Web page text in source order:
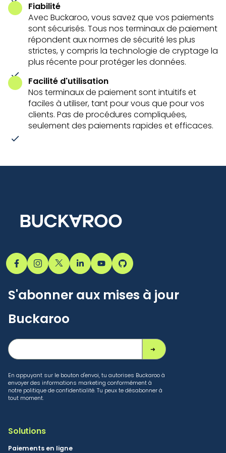
Fiabilité
Avec Buckaroo, vous savez que vos paiements
sont sécurisés. Tous nos terminaux de paiement
répondent aux normes de sécurité les plus
strictes, y compris la technologie de cryptage la
plus récente pour protéger les données.
Facilité d'utilisation
Nos terminaux de paiement sont intuitifs et
faciles à utiliser, tant pour vous que pour vos
clients. Pas de procédures compliquées,
seulement des paiements rapides et efficaces.
S'abonner aux mises à jour
Buckaroo
En appuyant sur le bouton d'envoi, tu autorises Buckaroo à
envoyer des informations marketing conformément à
notre politique de confidentialité. Tu peux te désabonner à
tout moment.
Solutions
Paiements en ligne